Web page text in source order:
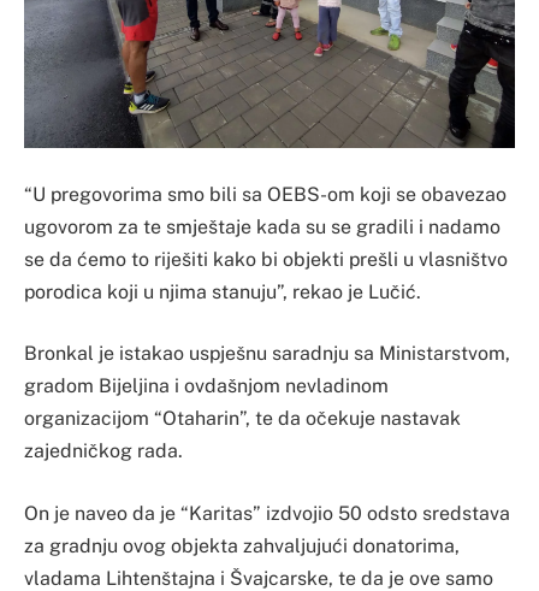
“U pregovorima smo bili sa OEBS-om koji se obavezao
ugovorom za te smještaje kada su se gradili i nadamo
se da ćemo to riješiti kako bi objekti prešli u vlasništvo
porodica koji u njima stanuju”, rekao je Lučić.
Bronkal je istakao uspješnu saradnju sa Ministarstvom,
gradom Bijeljina i ovdašnjom nevladinom
organizacijom “Otaharin”, te da očekuje nastavak
zajedničkog rada.
On je naveo da je “Karitas” izdvojio 50 odsto sredstava
za gradnju ovog objekta zahvaljujući donatorima,
vladama Lihtenštajna i Švajcarske, te da je ove samo